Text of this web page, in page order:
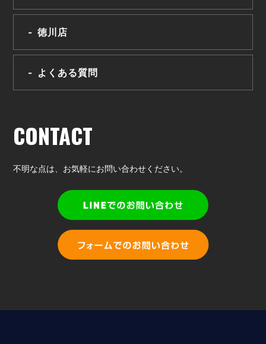
徳川店
よくある質問
CONTACT
不明な点は、 お気軽にお問い合わせください。